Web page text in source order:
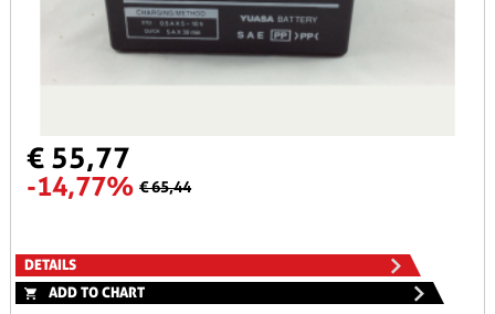
€ 55,77
-14,77% € 65,44
DETAILS
ADD TO CHART